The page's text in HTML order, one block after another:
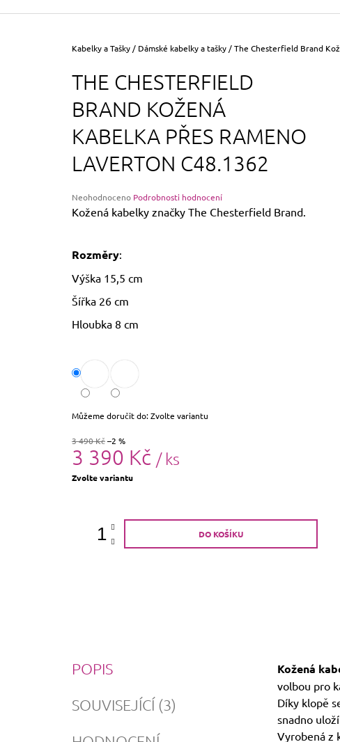
Domů
Kabelky a Tašky / Dámské kabelky a tašky /The Chesterfield Brand
THE CHESTERFIELD
BRAND KOŽENÁ
KABELKA PŘES RAMENO
LAVERTON C48.1362
Průměrné
hodnocení
z
hvězdiček.
Neohodnoceno Podrobnosti hodnocení
Kožená kabelky značky The Chesterfield Brand.
Rozměry:
Výška 15,5 cm
Šířka 26 cm
Hloubka 8 cm
Můžeme doručit do:Zvolte variantu
3 490 Kč–2 %
3 390 Kč / ks
Měrná
Zvolte variantu
DO KOŠÍKU
POPIS
SOUVISEJÍCÍ (3)
Kožená
volbou pro
Díky klopě
snadno
Vyrobená z